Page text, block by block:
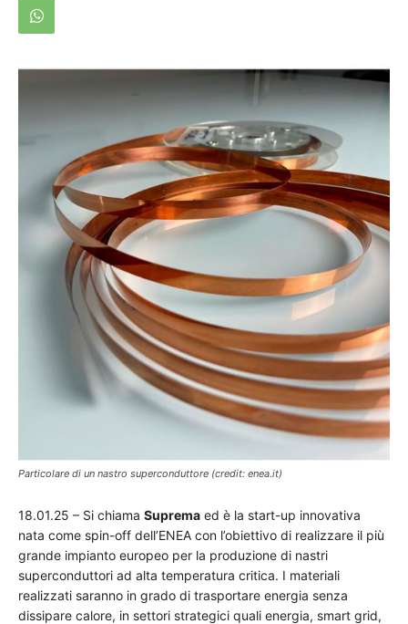
Particolare di un nastro superconduttore (credit: enea.it)
18.01.25 – Si chiama Suprema ed è la start-up innovativa
nata come spin-off dell’ENEA con l’obiettivo di realizzare il più
grande impianto europeo per la produzione di nastri
superconduttori ad alta temperatura critica. I materiali
realizzati saranno in grado di trasportare energia senza
dissipare calore, in settori strategici quali energia, smart grid,